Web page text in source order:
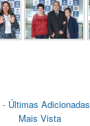
- Últimas Adicionadas
Mais Vista